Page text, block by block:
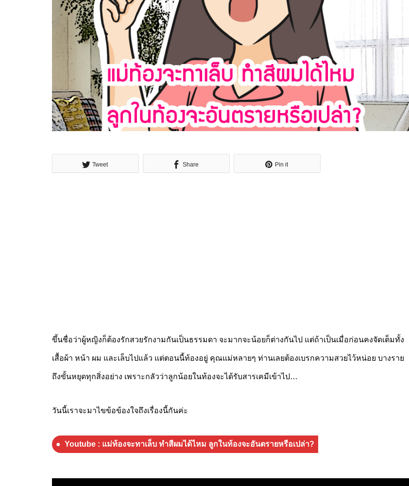
Tweet Share Pin it
ขึ้นชื่อว่าผู้หญิงก็ต้องรักสวยรักงามกันเป็นธรรมดา จะมากจะน้อยก็ต่างกันไป แต่ถ้าเป็นเมื่อก่อนคงจัดเต็มทั้ง
เสื้อผ้า หน้า ผม และเล็บไปแล้ว แต่ตอนนี้ท้องอยู่ คุณแม่หลายๆ ท่านเลยต้องเบรกความสวยไว้หน่อย บางราย
ถึงขั้นหยุดทุกสิ่งอย่าง เพราะกลัวว่าลูกน้อยในท้องจะได้รับสารเคมีเข้าไป…
วันนี้เราจะมาไขข้อข้องใจถึงเรื่องนี้กันค่ะ
Youtube : แม่ท้องจะทาเล็บ ทำสีผมได้ไหม ลูกในท้องจะอันตรายหรือเปล่า?